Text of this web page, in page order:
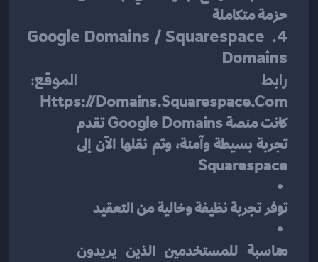
حزمة متكاملة
4. Google Domains / Squarespace
Domains
رابط الموقع:
Https://domains.squarespace.com
Squarespace
توفر تجربة نظيفة وخالية من التعقيد